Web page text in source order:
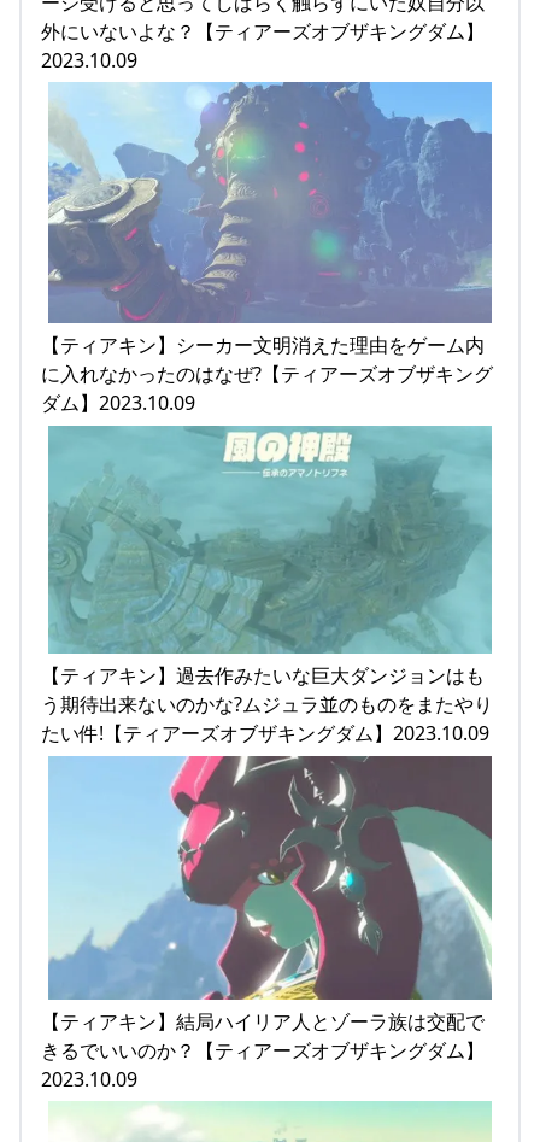
外にいないよな？【ティアーズオブザキングダム】
2023.10.09
【ティアキン】シーカー文明消えた理由をゲーム内
に入れなかったのはなぜ?【ティアーズオブザキング
ダム】2023.10.09
【ティアキン】過去作みたいな巨大ダンジョンはも
う期待出来ないのかな?ムジュラ並のものをまたやり
たい件!【ティアーズオブザキングダム】2023.10.09
【ティアキン】結局ハイリア人とゾーラ族は交配で
きるでいいのか？【ティアーズオブザキングダム】
2023.10.09